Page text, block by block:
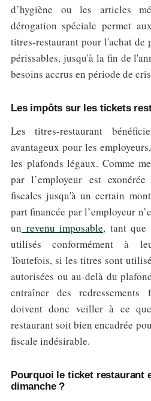
d’hygiène ou les articles
dérogation spéciale permet
titres-restaurant pour l'achat de
périssables, jusqu'à la fin de
besoins accrus en période de
Les impôts sur les tickets
Les titres-restaurant
avantageux pour les
les plafonds légaux. Comme
par l’employeur est
fiscales jusqu'à un certain
part financée par l’employeur
un revenu imposable, tant que
utilisés conformément à
Toutefois, si les titres sont
autorisées ou au-delà du
entraîner des redressements
doivent donc veiller à ce
restaurant soit bien encadrée
fiscale indésirable.
Pourquoi le ticket restaurant
dimanche ?